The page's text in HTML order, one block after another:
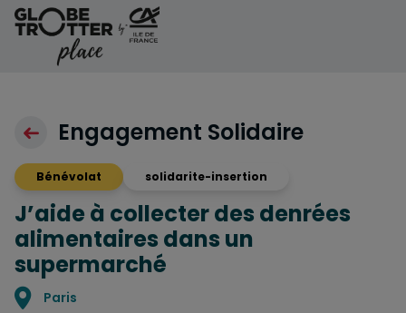
Aller au contenu
Engagement Solidaire
Bénévolat solidarite-insertion
J’aide à collecter des denrées
alimentaires dans un
supermarché
Localisation
Paris